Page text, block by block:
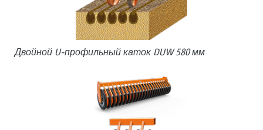
Двойной U-профильный каток DUW 580 мм